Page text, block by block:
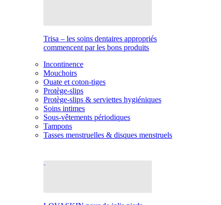
Trisa – les soins dentaires appropriés
commencent par les bons produits
Incontinence
Mouchoirs
Ouate et coton-tiges
Protège-slips
Protège-slips & serviettes hygiéniques
Soins intimes
Sous-vêtements périodiques
Tampons
Tasses menstruelles & disques menstruels